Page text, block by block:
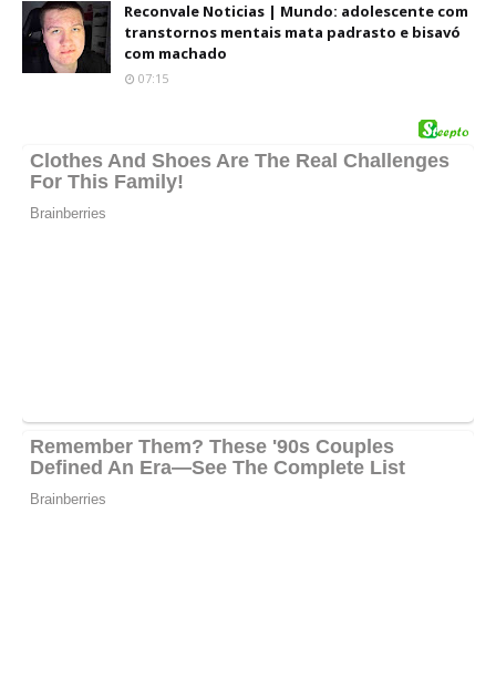
Reconvale Noticias | Mundo: adolescente com
transtornos mentais mata padrasto e bisavó
com machado
07:15